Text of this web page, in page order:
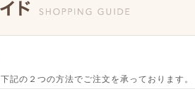
記の２つの方法でご注文を承っております。